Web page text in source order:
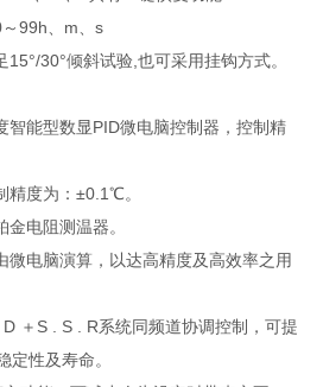
99h、m、s
30°倾斜试验,也可采用挂钩方式。
智能型数显PID微电脑控制器，控制精
精度为：±0.1℃。
电阻测温器。
微电脑演算，以达高精度及高效率之用
＋S . S . R系统同频道协调控制，可提
定性及寿命。